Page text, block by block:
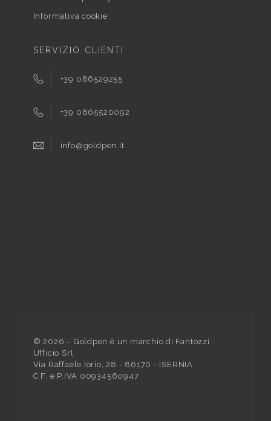
Informativa cookie
SERVIZIO CLIENTI
+39 086529255
+39 0865520092
info@goldpen.it
©2026 – Goldpen è un marchio di Fantozzi
Ufficio Srl
Via Raffaele Iorio, 28 - 86170 - ISERNIA
C.F. e P.IVA 00934560947